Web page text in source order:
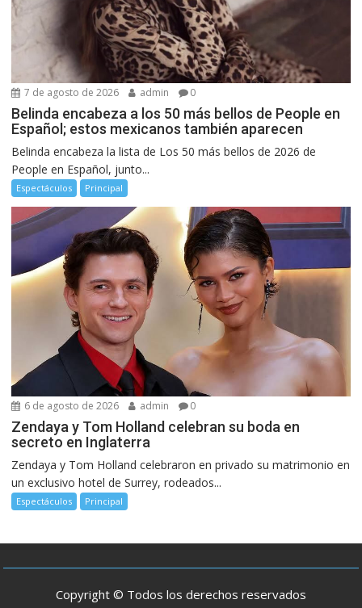
7 de agosto de 2026 admin 0
Belinda encabeza a los 50 más bellos de People en
Español; estos mexicanos también aparecen
Belinda encabeza la lista de Los 50 más bellos de 2026 de
People en Español, junto...
Espectáculos Principal
6 de agosto de 2026 admin 0
Zendaya y Tom Holland celebran su boda en
secreto en Inglaterra
Zendaya y Tom Holland celebraron en privado su matrimonio en
un exclusivo hotel de Surrey, rodeados...
Espectáculos Principal
Copyright © Todos los derechos reservados